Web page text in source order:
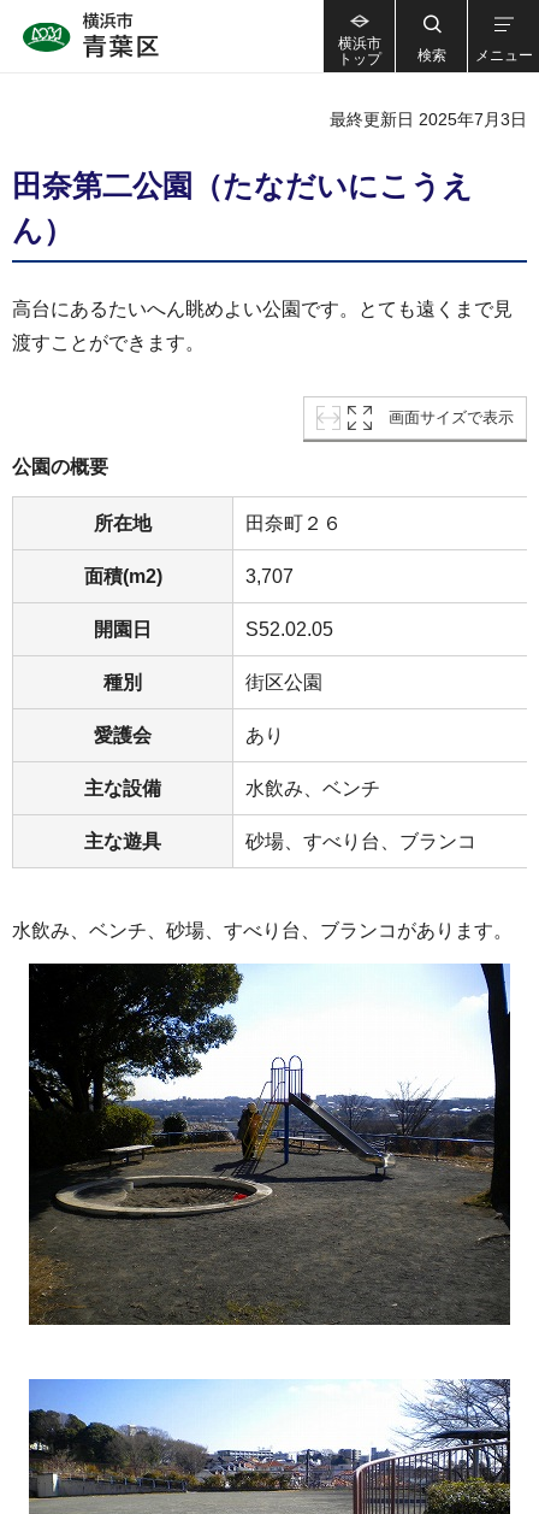
横浜市
トップ
検索 メニュー
最終更新日 2025年7月3日
田奈第二公園（たなだいにこうえ
ん）
高台にあるたいへん眺めよい公園です。とても遠くまで見
渡すことができます。
画面サイズで表示
公園の概要
所在地 田奈町２６
面積(m2) 3,707
開園日 S52.02.05
種別 街区公園
愛護会 あり
主な設備 水飲み、ベンチ
主な遊具 砂場、すべり台、ブランコ
水飲み、ベンチ、砂場、すべり台、ブランコがあります。